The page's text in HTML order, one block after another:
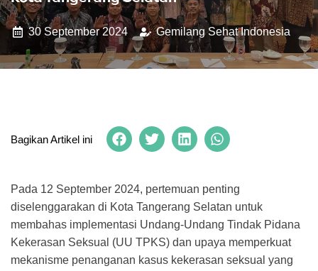
30 September 2024 Gemilang Sehat Indonesia
Bagikan Artikel ini
Pada 12 September 2024, pertemuan penting
diselenggarakan di Kota Tangerang Selatan untuk
membahas implementasi Undang-Undang Tindak Pidana
Kekerasan Seksual (UU TPKS) dan upaya memperkuat
mekanisme penanganan kasus kekerasan seksual yang